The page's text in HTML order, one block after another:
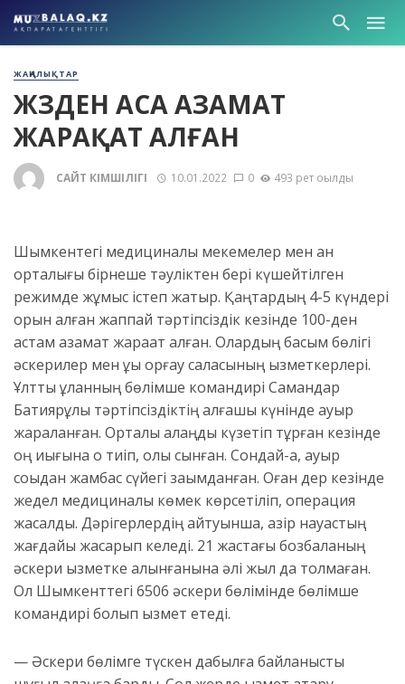
ЖАҢАЛЫҚТАР
ЖҮЗДЕН АСА АЗАМАТ
ЖАРАҚАТ АЛҒАН
САЙТ ӘКІМШІЛІГІ 10.01.2022 0 493 рет оқылды
Шымкентегі медициналық мекемелер мен қан
орталығы бірнеше тәуліктен бері күшейтілген
режимде жұмыс істеп жатыр. Қаңтардың 4-5 күндері
орын алған жаппай тәртіпсіздік кезінде 100-ден
астам азамат жарақат алған. Олардың басым бөлігі
әскерилер мен құқық қорғау саласының қызметкерлері.
Ұлттық ұланның бөлімше командирі Самандар
Бақтиярұлы тәртіпсіздіктің алғашқы күнінде ауыр
жараланған. Орталық алаңды күзетіп тұрған кезінде
оң иығына оқ тиіп, қолы сынған. Сондай-ақ, ауыр
соққыдан жамбас сүйегі зақымданған. Оған дер кезінде
жедел медициналық көмек көрсетіліп, операция
жасалды. Дәрігерлердің айтуынша, қазір науқастың
жағдайы жақсарып келеді. 21 жастағы бозбаланың
әскери қызметке алынғанына әлі жыл да толмаған.
Ол Шымкенттегі 6506 әскери бөлімінде бөлімше
командирі болып қызмет етеді.
— Әскери бөлімге түскен дабылға байланысты